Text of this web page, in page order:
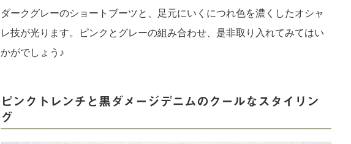
ダークグレーのショートブーツと、足元にいくにつれ色を濃くしたオシャ
レ技が光ります。ピンクとグレーの組み合わせ、是非取り入れてみてはい
かがでしょう♪
ピンクトレンチと黒ダメージデニムのクールなスタイリン
グ